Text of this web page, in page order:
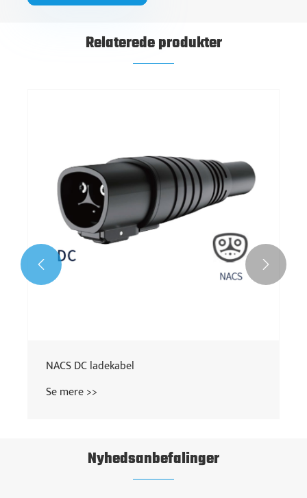
Relaterede produkter
NACS DC ladekabel
Se mere >>
 
Nyhedsanbefalinger